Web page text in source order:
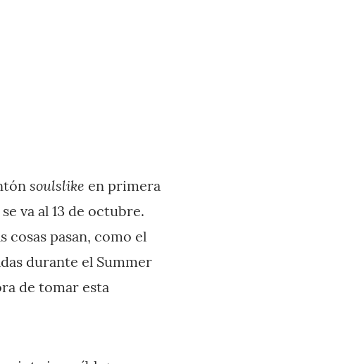
soulslike en primera
va al 13 de octubre.
cosas pasan, como el
durante el Summer
de tomar esta